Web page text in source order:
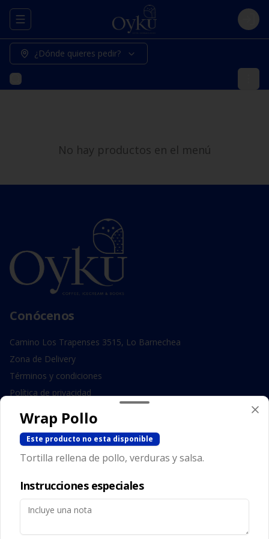
Abrir menu de navegación Login
¿Dónde quieres pedir?
No hay productos en el menú
Conócenos
Camino Los Trapenses 3515, Lo Barnechea
Zona de Delivery
Términos y condiciones
Política de privacidad
Redes sociales
Instagram
Facebook
Mi cuenta
Wrap Pollo
Este producto no esta disponible
Tortilla rellena de pollo, verduras y salsa.
Instrucciones especiales